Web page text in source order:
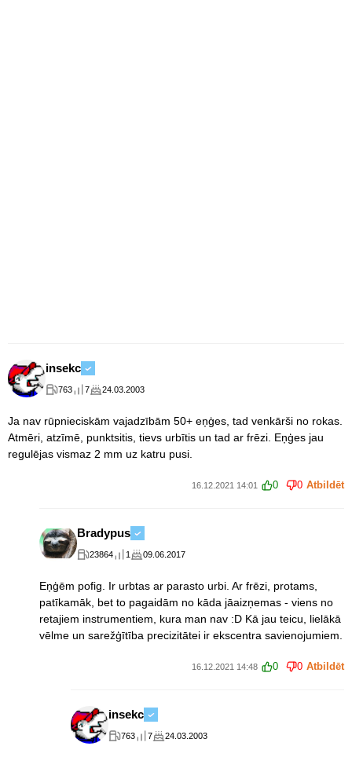
insekc
763 7 24.03.2003
Ja nav rūpnieciskām vajadzībām 50+ eņģes, tad venkārši no rokas.
Atmēri, atzīmē, punktsitis, tievs urbītis un tad ar frēzi. Eņģes jau
regulējas vismaz 2 mm uz katru pusi.
16.12.2021 14:01 0 0 Atbildēt
Bradypus
23864 1 09.06.2017
Eņģēm pofig. Ir urbtas ar parasto urbi. Ar frēzi, protams,
patīkamāk, bet to pagaidām no kāda jāaizņemas - viens no
retajiem instrumentiem, kura man nav :D Kā jau teicu, lielākā
vēlme un sarežģītība precizitātei ir ekscentra savienojumiem.
16.12.2021 14:48 0 0 Atbildēt
insekc
763 7 24.03.2003